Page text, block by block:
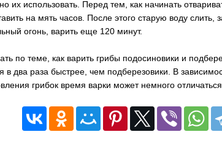
их использовать. Перед тем, как начинать
на мять часов. После этого старую воду слить,
огонь, варить еще 120 минут.
по теме, как варить грибы подосиновики и
в два раза быстрее, чем подберезовики. В
грибок время варки может немного отличаться.